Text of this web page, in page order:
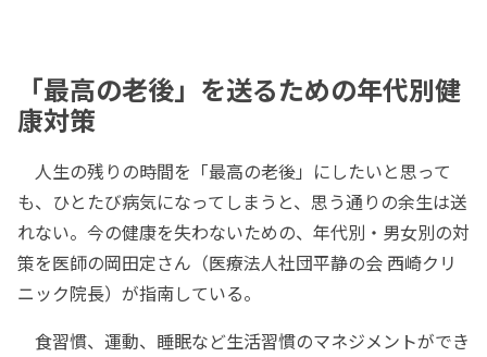
「最高の老後」を送るための年代別健
康対策
人生の残りの時間を「最高の老後」にしたいと思って
も、ひとたび病気になってしまうと、思う通りの余生は送
れない。今の健康を失わないための、年代別・男女別の対
策を医師の岡田定さん（医療法人社団平静の会 西崎クリ
ニック院長）が指南している。
食習慣、運動、睡眠など生活習慣のマネジメントができ